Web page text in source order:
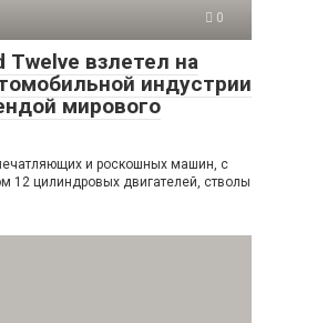
0
Twelve взлетел на
индустрии
мирового
и роскошных машин, с
12 цилиндровых двигателей, стволы